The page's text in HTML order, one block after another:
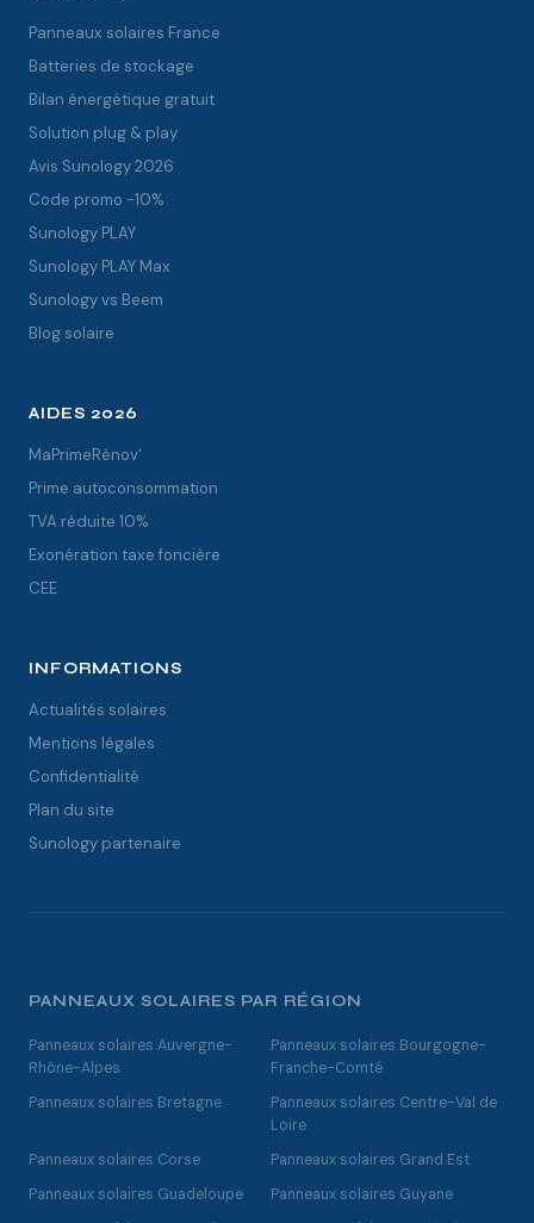
Panneaux solaires France
Batteries de stockage
Bilan énergétique gratuit
Solution plug & play
Avis Sunology 2026
Code promo -10%
Sunology PLAY
Sunology PLAY Max
Sunology vs Beem
Blog solaire
AIDES 2026
MaPrimeRénov'
Prime autoconsommation
TVA réduite 10%
Exonération taxe foncière
CEE
INFORMATIONS
Actualités solaires
Mentions légales
Confidentialité
Plan du site
Sunology partenaire
PANNEAUX SOLAIRES PAR RÉGION
Panneaux solaires Auvergne-
Rhône-Alpes
Panneaux solaires Bourgogne-
Franche-Comté
Panneaux solaires Bretagne
Panneaux solaires Centre-Val de
Loire
Panneaux solaires Corse
Panneaux solaires Grand Est
Panneaux solaires Guadeloupe
Panneaux solaires Guyane